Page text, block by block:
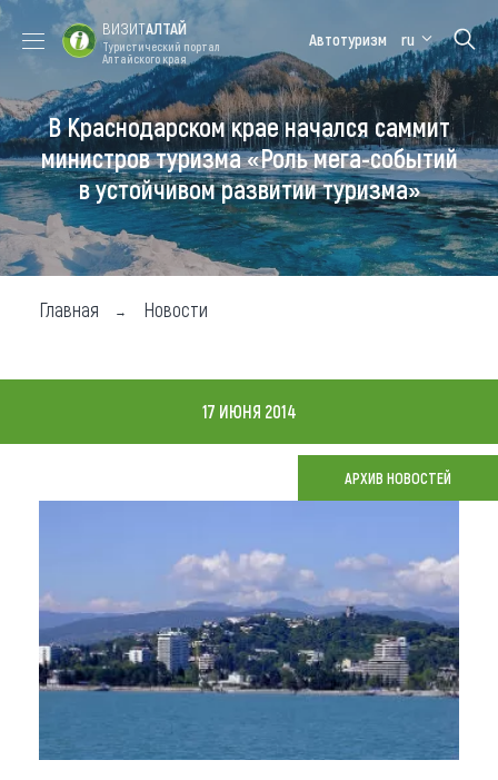
Форум VISIT
ALTAI
Цветение
маральника
Медицинский
форум
Алтайская
зимовка
Туры
Где побывать
Чем заняться
Карта
О регионе
Коллекция впечатлений
Другие рубрики
ВИЗИТАЛТАЙ
Туристический портал
Алтайского края
Автотуризм ru
В Краснодарском крае начался саммит
министров туризма «Роль мега-событий
в устойчивом развитии туризма»
Главная Новости
17 ИЮНЯ 2014
АРХИВ НОВОСТЕЙ